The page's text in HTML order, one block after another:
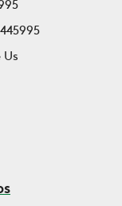
Us